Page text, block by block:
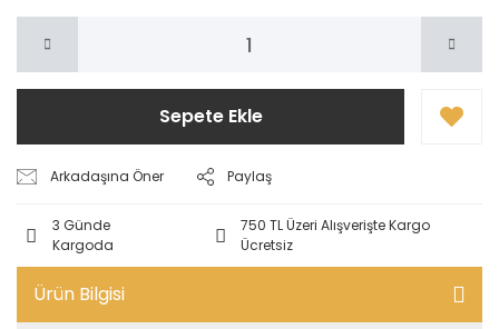
Sepete Ekle
Arkadaşına Öner Paylaş
3 Günde
Kargoda
750 TL Üzeri Alışverişte Kargo
Ücretsiz
Ürün Bilgisi